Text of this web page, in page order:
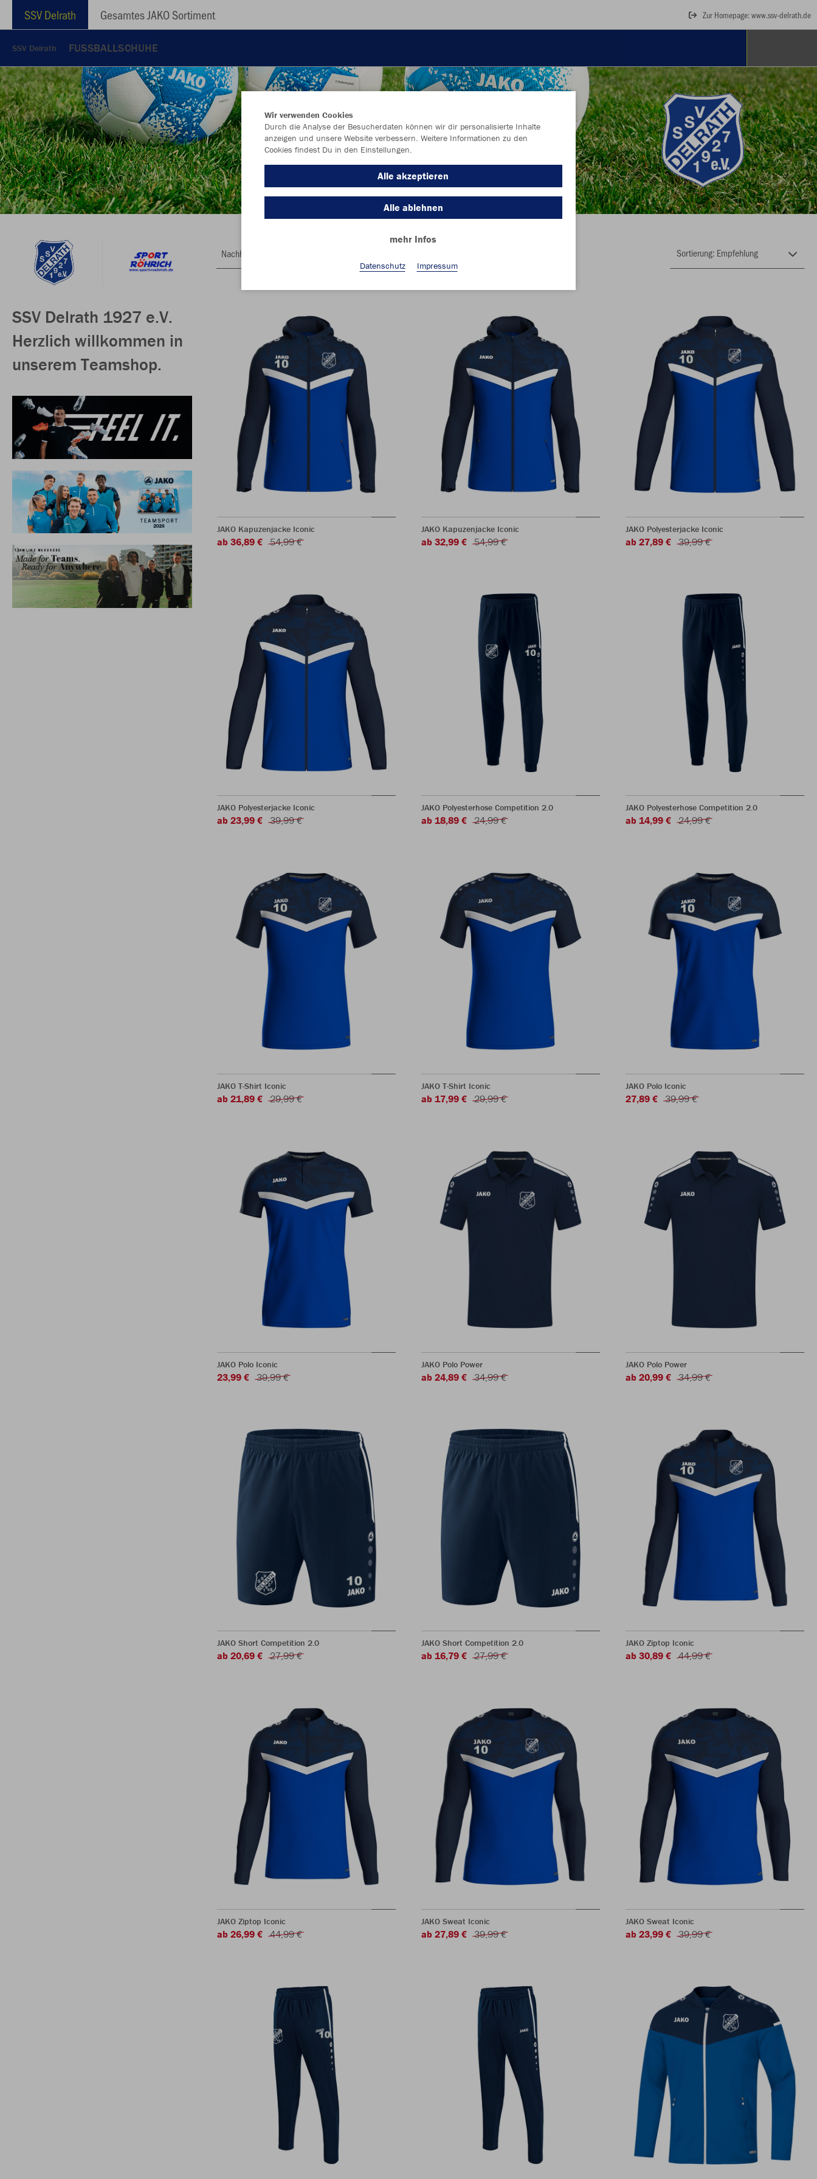
SSV Delrath Gesamtes JAKO Sortiment Zur Homepage: www.ssv-delrath.de
SSV Delrath FUSSBALLSCHUHE
SSV Delrath 1927 e.V.
Herzlich willkommen in
unserem Teamshop.
Nachhaltig
JAKO Kapuzenjacke Iconic
ab 36,89 € 54,99 €
JAKO Kapuzenjacke Iconic
ab 32,99 € 54,99 €
JAKO Polyesterjacke Iconic
ab 27,89 € 39,99 €
JAKO Polyesterjacke Iconic
ab 23,99 € 39,99 €
JAKO Polyesterhose Competition 2.0
ab 18,89 € 24,99 €
JAKO Polyesterhose Competition 2.0
ab 14,99 € 24,99 €
JAKO T-Shirt Iconic
ab 21,89 € 29,99 €
JAKO T-Shirt Iconic
ab 17,99 € 29,99 €
JAKO Polo Iconic
27,89 € 39,99 €
JAKO Polo Iconic
23,99 € 39,99 €
JAKO Polo Power
ab 24,89 € 34,99 €
JAKO Polo Power
ab 20,99 € 34,99 €
JAKO Short Competition 2.0
ab 20,69 € 27,99 €
JAKO Short Competition 2.0
ab 16,79 € 27,99 €
JAKO Ziptop Iconic
ab 30,89 € 44,99 €
JAKO Ziptop Iconic
ab 26,99 € 44,99 €
JAKO Sweat Iconic
ab 27,89 € 39,99 €
JAKO Sweat Iconic
ab 23,99 € 39,99 €
Wir verwenden Cookies
Durch die Analyse der Besucherdaten können wir dir personalisierte Inhalte
anzeigen und unsere Website verbessern. Weitere Informationen zu den
Cookies findest Du in den Einstellungen.
Alle akzeptieren
Alle ablehnen
mehr Infos
Datenschutz Impressum